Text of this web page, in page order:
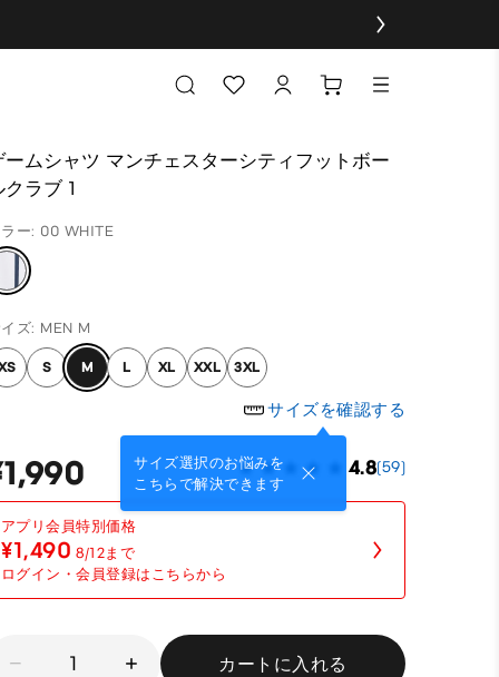
ームシャツ マンチェスターシティフットボー
クラブ 1
ラー: 00 WHITE
ズ: MEN M
S M L XL XXL 3XL
サイズを確認する
サイズ選択のお悩みを
こちらで解決できます
4.8(59)
¥1,490 8/12まで
ログイン・会員登録はこちらから
1 カートに入れる